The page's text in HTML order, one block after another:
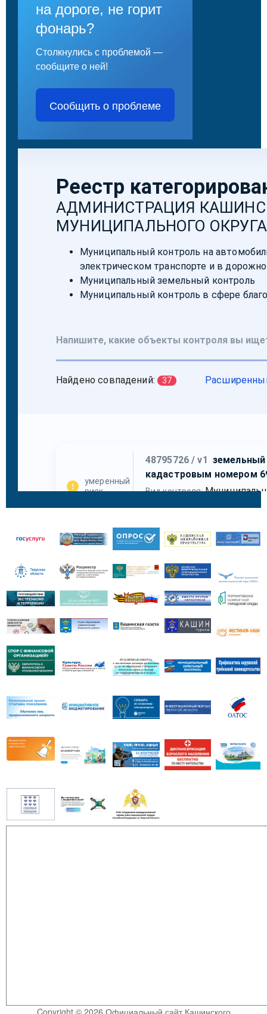
на дороге, не горит
фонарь?
Столкнулись с проблемой —
сообщите о ней!
Сообщить о проблеме
Copyright © 2026 Официальный сайт Кашинского